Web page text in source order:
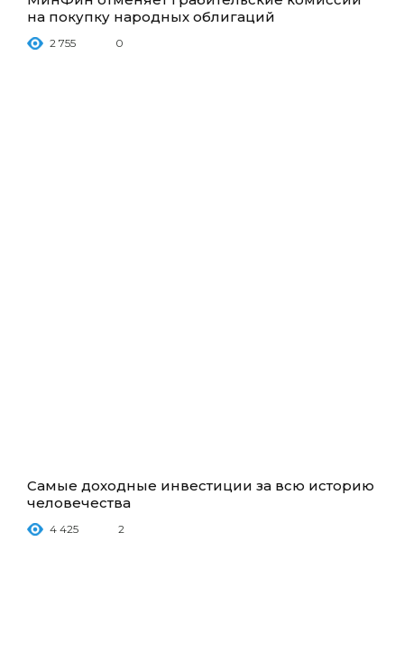
на покупку народных облигаций
2 755 0
Самые доходные инвестиции за всю историю
человечества
4 425 2